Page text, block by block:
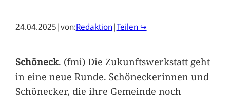
24.04.2025 |von:Redaktion|Teilen ↪
Schöneck. (fmi) Die Zukunftswerkstatt geht
in eine neue Runde. Schöneckerinnen und
Schönecker, die ihre Gemeinde noch